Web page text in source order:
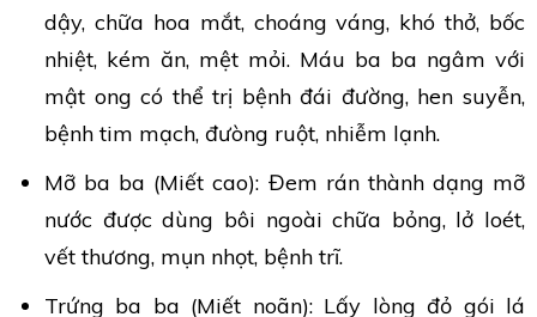
dậy, chữa hoa mắt, choáng váng, khó thở, bốc
nhiệt, kém ăn, mệt mỏi. Máu ba ba ngâm với
mật ong có thể trị bệnh đái đường, hen suyễn,
bệnh tim mạch, đưòng ruột, nhiễm lạnh.
Mỡ ba ba (Miết cao): Đem rán thành dạng mỡ
nước được dùng bôi ngoài chữa bỏng, lở loét,
vết thương, mụn nhọt, bệnh trĩ.
Trứng ba ba (Miết noãn): Lấy lòng đỏ gói lá